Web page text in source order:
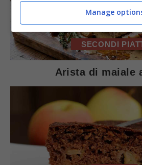
SECONDI
Arista di maiale
Manage